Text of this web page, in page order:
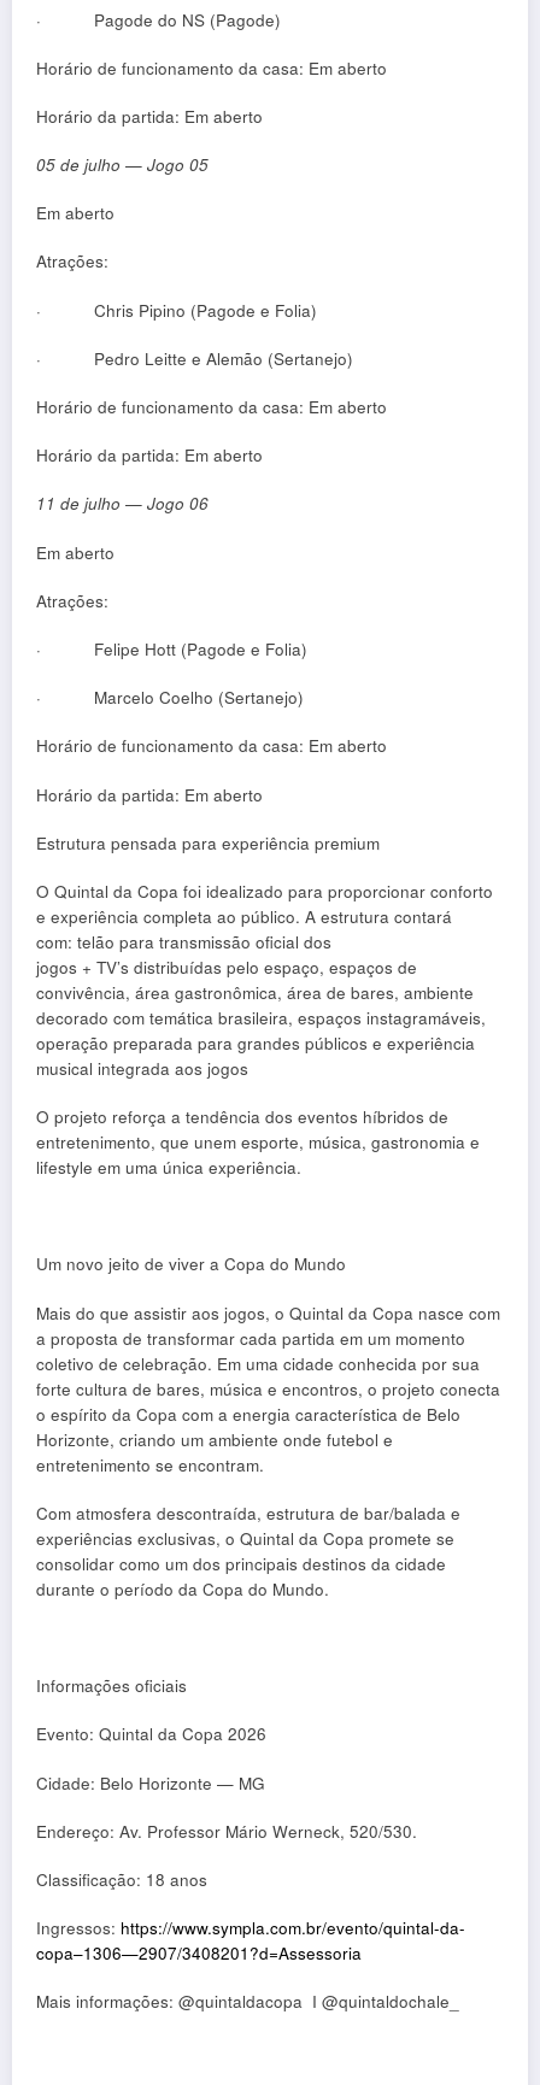
· Pagode do NS (Pagode)
Horário de funcionamento da casa: Em aberto
Horário da partida: Em aberto
05 de julho — Jogo 05
Em aberto
Atrações:
· Chris Pipino (Pagode e Folia)
· Pedro Leitte e Alemão (Sertanejo)
Horário de funcionamento da casa: Em aberto
Horário da partida: Em aberto
11 de julho — Jogo 06
Em aberto
Atrações:
· Felipe Hott (Pagode e Folia)
· Marcelo Coelho (Sertanejo)
Horário de funcionamento da casa: Em aberto
Horário da partida: Em aberto
Estrutura pensada para experiência premium
O Quintal da Copa foi idealizado para proporcionar conforto
e experiência completa ao público. A estrutura contará
com: telão para transmissão oficial dos
jogos + TV’s distribuídas pelo espaço, espaços de
convivência, área gastronômica, área de bares, ambiente
decorado com temática brasileira, espaços instagramáveis,
operação preparada para grandes públicos e experiência
musical integrada aos jogos
O projeto reforça a tendência dos eventos híbridos de
entretenimento, que unem esporte, música, gastronomia e
lifestyle em uma única experiência.
Um novo jeito de viver a Copa do Mundo
Mais do que assistir aos jogos, o Quintal da Copa nasce com
a proposta de transformar cada partida em um momento
coletivo de celebração. Em uma cidade conhecida por sua
forte cultura de bares, música e encontros, o projeto conecta
o espírito da Copa com a energia característica de Belo
Horizonte, criando um ambiente onde futebol e
entretenimento se encontram.
Com atmosfera descontraída, estrutura de bar/balada e
experiências exclusivas, o Quintal da Copa promete se
consolidar como um dos principais destinos da cidade
durante o período da Copa do Mundo.
Informações oficiais
Evento: Quintal da Copa 2026
Cidade: Belo Horizonte — MG
Endereço: Av. Professor Mário Werneck, 520/530.
Classificação: 18 anos
Ingressos: https://www.sympla.com.br/evento/quintal-da-
copa–1306—2907/3408201?d=Assessoria
Mais informações: @quintaldacopa I @quintaldochale_